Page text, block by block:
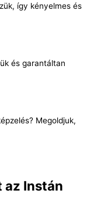
így kényelmes és
és garantáltan
Megoldjuk,
Instán